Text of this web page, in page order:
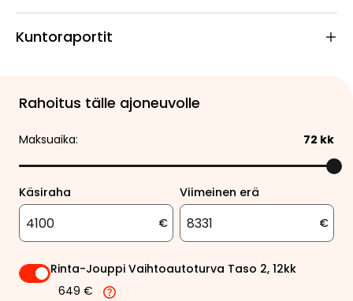
Kuntoraportit
Rahoitus tälle ajoneuvolle
Maksuaika: 72 kk
Käsiraha
€
Viimeinen erä
€
Rinta-Jouppi Vaihtoautoturva Taso 2, 12kk
649 €